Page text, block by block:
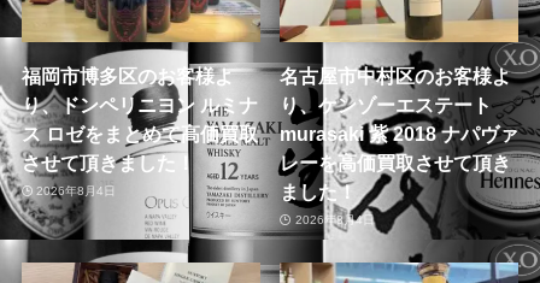
福岡市博多区のお客様よ
り、ドンペリニヨン ルミナ
ス ロゼをまとめて高価買取
させて頂きました！
2026年8月4日
名古屋市中村区のお客様よ
り、ケンゾーエステート
murasaki 紫 2018 ナパヴァ
レーを高価買取させて頂き
ました！
2026年8月4日